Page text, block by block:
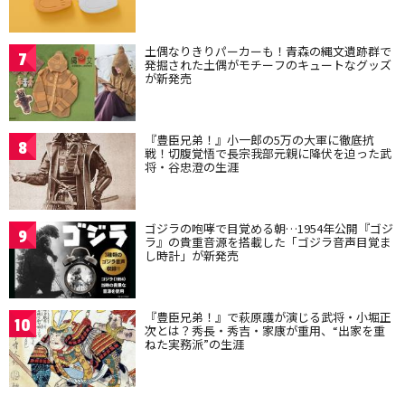
7 土偶なりきりパーカーも！青森の縄文遺跡群で
発掘された土偶がモチーフのキュートなグッズ
が新発売
8 『豊臣兄弟！』小一郎の5万の大軍に徹底抗
戦！切腹覚悟で長宗我部元親に降伏を迫った武
将・谷忠澄の生涯
9 ゴジラの咆哮で目覚める朝…1954年公開『ゴジ
ラ』の貴重音源を搭載した「ゴジラ音声目覚ま
し時計」が新発売
10 『豊臣兄弟！』で萩原護が演じる武将・小堀正
次とは？秀長・秀吉・家康が重用、“出家を重
ねた実務派”の生涯